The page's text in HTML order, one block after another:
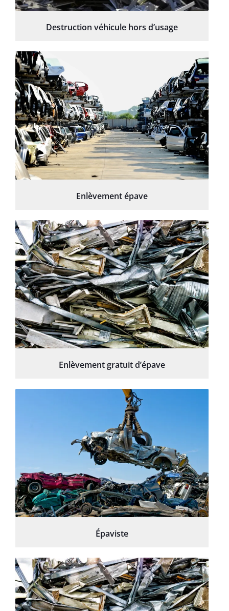
Destruction véhicule hors d’usage
Enlèvement épave
Enlèvement gratuit d’épave
Épaviste